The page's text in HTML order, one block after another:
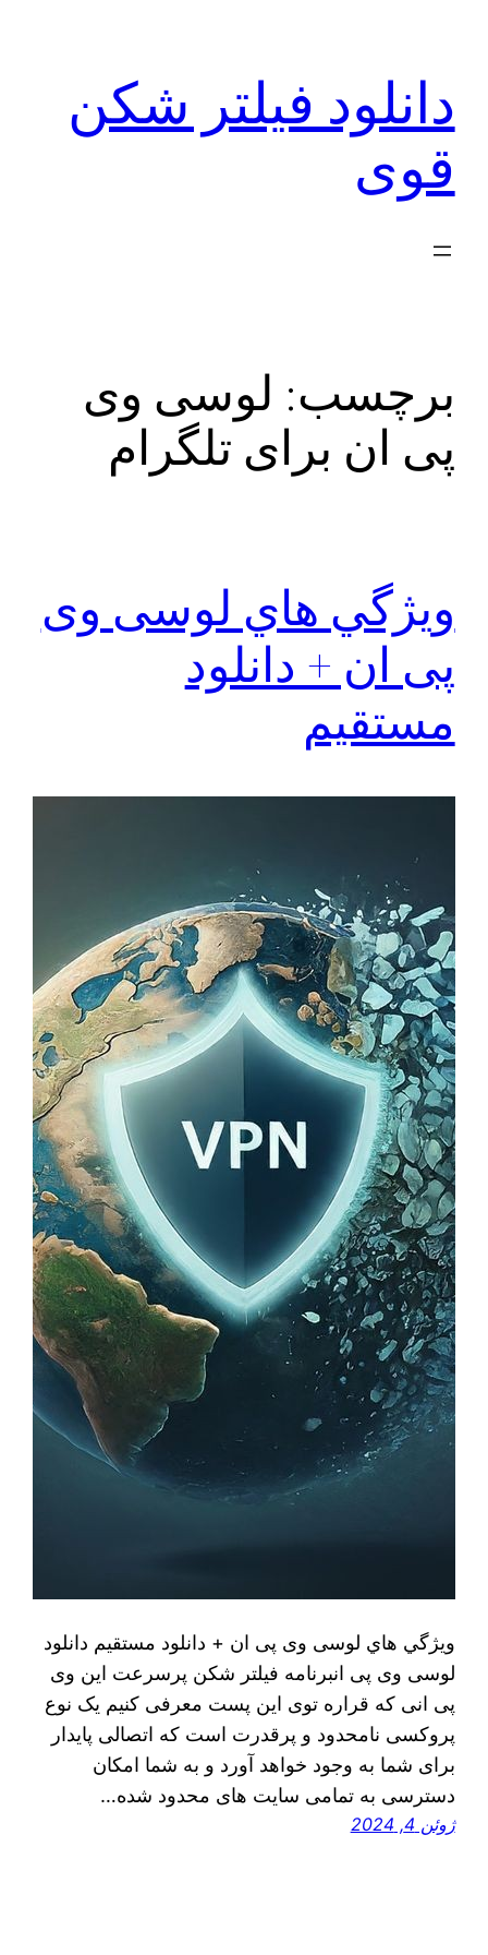
دانلود فیلتر شکن
قوی
برچسب: لوسی وی
پی ان برای تلگرام
ويژگي هاي لوسی وی
پی ان + دانلود
مستقیم
ويژگي هاي لوسی وی پی ان + دانلود مستقیم دانلود
لوسی وی پی انبرنامه فیلتر شکن پرسرعت این وی
پی انی که قراره توی اين پست معرفی کنیم یک نوع
پروکسی نامحدود و پرقدرت است که اتصالی پایدار
برای شما به وجود خواهد آورد و به شما امکان
دسترسی به تمامی سایت های محدود شده…
ژوئن 4, 2024